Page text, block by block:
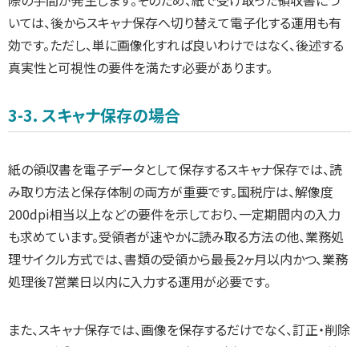
いては、後からスキャナ保存へ切り替えて電子化する運用も有
効です。ただし、単に画像化すれば良いわけではなく、後述する
真実性と可視性の要件を満たす必要があります。
3-3. スキャナ保存の場合
紙の領収書を電子データとして保存するスキャナ保存では、読
み取り方法と保存体制の両方が重要です。国税庁は、解像度
200dpi相当以上などの要件を示しており、一定期間内の入力
も求めています。受領者が速やかに読み取る方法の他、業務処
理サイクル方式では、書類の受領から最長2ヶ月以内かつ、業務
処理後7営業日以内に入力する運用が必要です。
また、スキャナ保存では、画像を保存するだけでなく、訂正・削除